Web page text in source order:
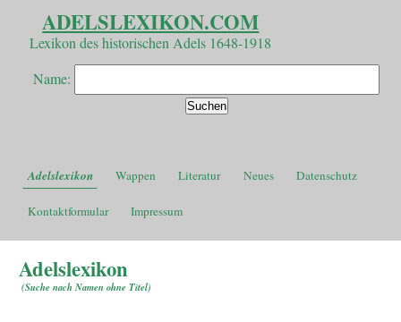
ADELSLEXIKON.COM
Lexikon des historischen Adels 1648-1918
Name:
Adelslexikon Wappen Literatur Neues Datenschutz
Kontaktformular Impressum
Adelslexikon
(Suche nach Namen ohne Titel)